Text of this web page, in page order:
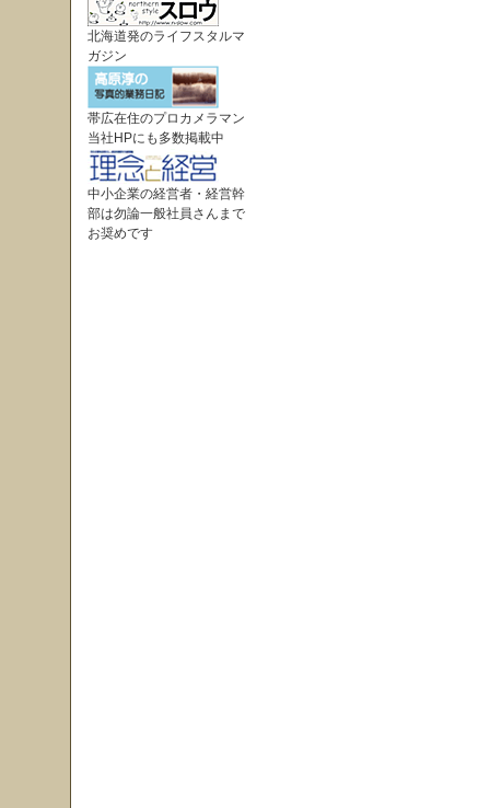
北海道発のライフスタルマ
ガジン
帯広在住のプロカメラマン
当社HPにも多数掲載中
中小企業の経営者・経営幹
部は勿論一般社員さんまで
お奨めです